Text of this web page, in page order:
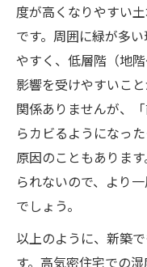
度が高くなりやすい
です。周囲に緑が多
やすく、低層階（地
影響を受けやすいこ
関係ありませんが、
らカビるようになっ
原因のこともありま
られないので、より
でしょう。
以上のように、新築
す。高気密住宅での